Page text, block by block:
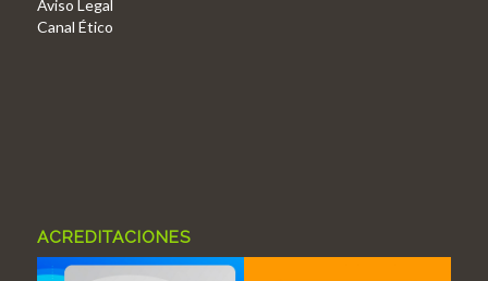
Aviso Legal
Canal Ético
ACREDITACIONES